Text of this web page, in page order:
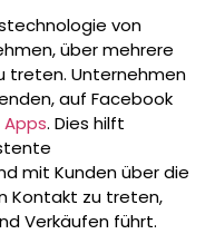
von
über mehrere
treten. Unternehmen
auf Facebook
. Dies hilft
mit Kunden über die
Kontakt zu treten,
Verkäufen führt.